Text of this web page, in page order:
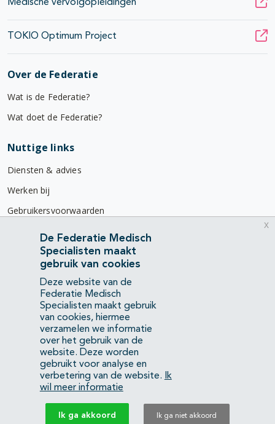
Medische vervolgopleidingen
TOKIO Optimum Project
Over de Federatie
Wat is de Federatie?
Wat doet de Federatie?
Nuttige links
Diensten & advies
Werken bij
Gebruikersvoorwaarden
Privacyverklaring
Contact
Mercatorlaan 1200
3528 BL Utrecht
(088) 505 34 34
info@richtlijnendatabase.nl
YouTubeLinkedIn
KvK Federatie Medisch Specialisten:40483480
De Federatie Medisch
Specialisten maakt
gebruik van cookies
Deze website van de
Federatie Medisch
Specialisten maakt gebruik
van cookies, hiermee
verzamelen we informatie
over het gebruik van de
website. Deze worden
gebruikt voor analyse en
verbetering van de website.
Ik
wil meer informatie
Ik ga akkoord Ik ga niet akkoord
x